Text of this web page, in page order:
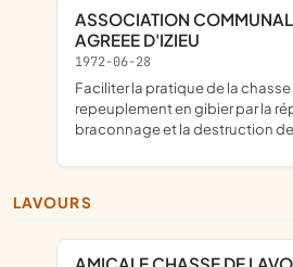
ASSOCIATION COMMUNALE DE CHASSE
AGREEE D'IZIEU
1972-06-28
faciliter la pratique de la chasse et favoriser le
repeuplement en gibier par la
braconnage et la destruction
LAVOURS
AMICALE CHASSE DE